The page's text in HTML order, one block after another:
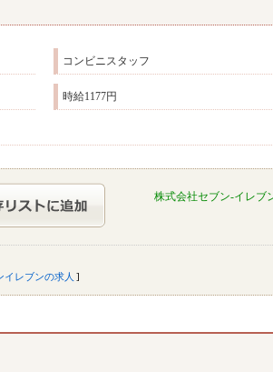
コンビニスタッフ
時給1177円
株式会社セブン-イレブ
イレブンの求人